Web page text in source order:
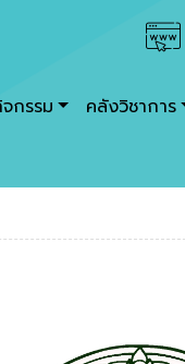
กรรม คลังวิชาการ